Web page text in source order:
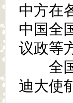
中方在
中国全
议政等
全国
迪大使